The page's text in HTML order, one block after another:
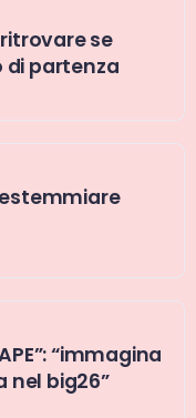
ritrovare se
di partenza
“immagina
nel big26”